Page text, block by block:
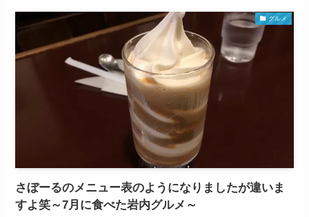
グルメ
さぼーるのメニュー表のようになりましたが違いま
すよ笑～7月に食べた岩内グルメ～